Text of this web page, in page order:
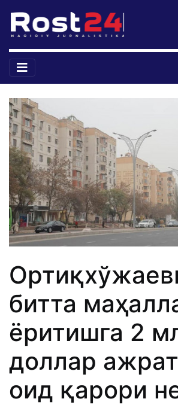
битта
ёритишга 2
доллар
оид қарори